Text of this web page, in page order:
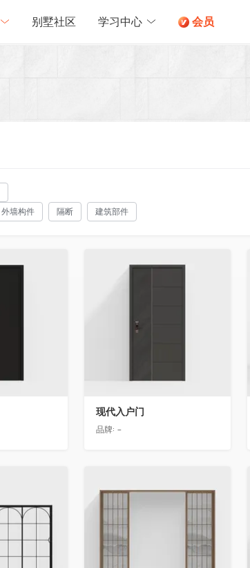
别墅社区 学习中心 会员
外墙构件 隔断 建筑部件
收藏
现代入户门
品牌: -